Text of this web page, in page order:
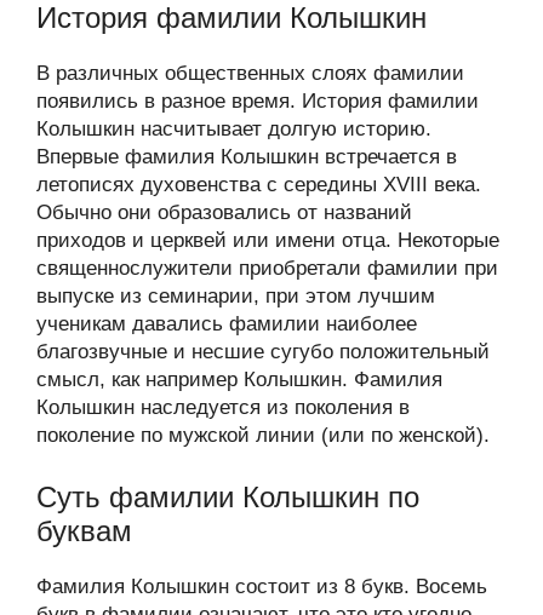
История фамилии Колышкин
В различных общественных слоях фамилии
появились в разное время. История фамилии
Колышкин насчитывает долгую историю.
Впервые фамилия Колышкин встречается в
летописях духовенства с середины XVIII века.
Обычно они образовались от названий
приходов и церквей или имени отца. Некоторые
священнослужители приобретали фамилии при
выпуске из семинарии, при этом лучшим
ученикам давались фамилии наиболее
благозвучные и несшие сугубо положительный
смысл, как например Колышкин. Фамилия
Колышкин наследуется из поколения в
поколение по мужской линии (или по женской).
Суть фамилии Колышкин по
буквам
Фамилия Колышкин состоит из 8 букв. Восемь